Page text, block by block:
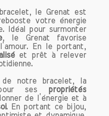
appelée la
est réputée pour
et encourager la
éclat chaleureux
vitalité et de
de démotivation,
peut vous
pierre est
le Grenat est
votre énergie
Idéal pour surmonter
, le Grenat favorise
En le portant,
et prêt à relever
notre bracelet, la
ses propriétés
de l’énergie et à
. En portant ce bijou,